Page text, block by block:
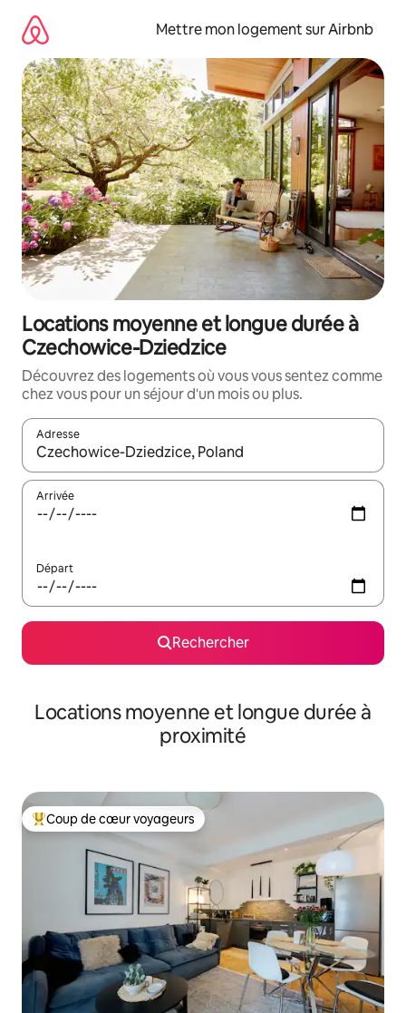
directement
contenu
Mettre mon logement sur Airbnb
Locations moyenne et longue durée à
Czechowice-Dziedzice
Découvrez des logements où vous vous sentez comme
chez vous pour un séjour d'un mois ou plus.
Adresse
Lorsque les résultats s'affichent, utilisez les flèches vers le
Arrivée
Départ
Rechercher
Locations moyenne et longue durée à
proximité
Coups de cœur voyageurs les plus appréciés
Coup de cœur voyageurs